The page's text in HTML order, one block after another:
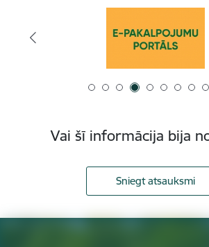
Vai šī informācija bija
Sniegt atsauksmi